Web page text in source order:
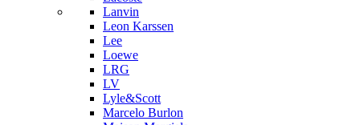
Lanvin
Leon Karssen
Lee
Loewe
LRG
LV
Lyle&Scott
Marcelo Burlon